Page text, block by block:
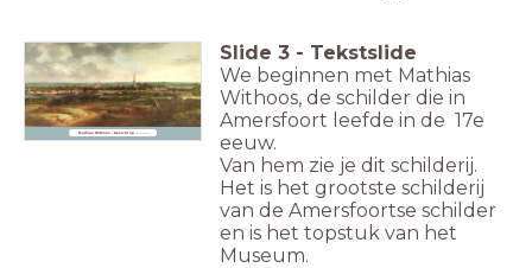
Mathias Withoos - Gezicht op ...........
Slide 3 - Tekstslide
We beginnen met Mathias
Withoos, de schilder die in
Amersfoort leefde in de 17e
eeuw.
Van hem zie je dit schilderij.
Het is het grootste schilderij
van de Amersfoortse schilder
en is het topstuk van het
Museum.